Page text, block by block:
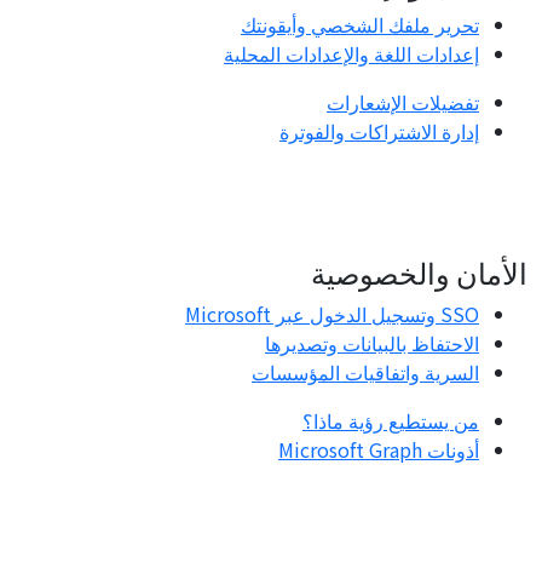
تحرير ملفك الشخصي وأيقونتك
إعدادات اللغة والإعدادات المحلية
تفضيلات الإشعارات
إدارة الاشتراكات والفوترة
الأمان والخصوصية
SSO وتسجيل الدخول عبر Microsoft
الاحتفاظ بالبيانات وتصديرها
السرية واتفاقيات المؤسسات
من يستطيع رؤية ماذا؟
أذونات Microsoft Graph